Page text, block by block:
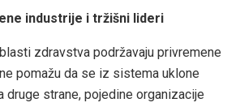
industrije i tržišni lideri
zdravstva podržavaju privremene
pomažu da se iz sistema uklone
druge strane, pojedine organizacije